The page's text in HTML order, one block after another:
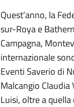
Quest’anno, la
sur-Roya e
Campagna,
internazionale
Eventi Saverio di
Malcangio Claudia
Luisi, oltre a